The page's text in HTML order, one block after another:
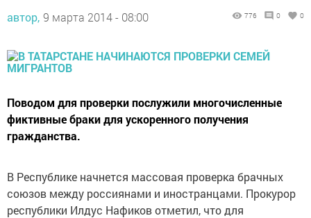
автор, 9 марта 2014 - 08:00 776 0 0
Поводом для проверки послужили многочисленные
фиктивные браки для ускоренного получения
гражданства.
В Республике начнется массовая проверка брачных
союзов между россиянами и иностранцами. Прокурор
республики Илдус Нафиков отметил, что для